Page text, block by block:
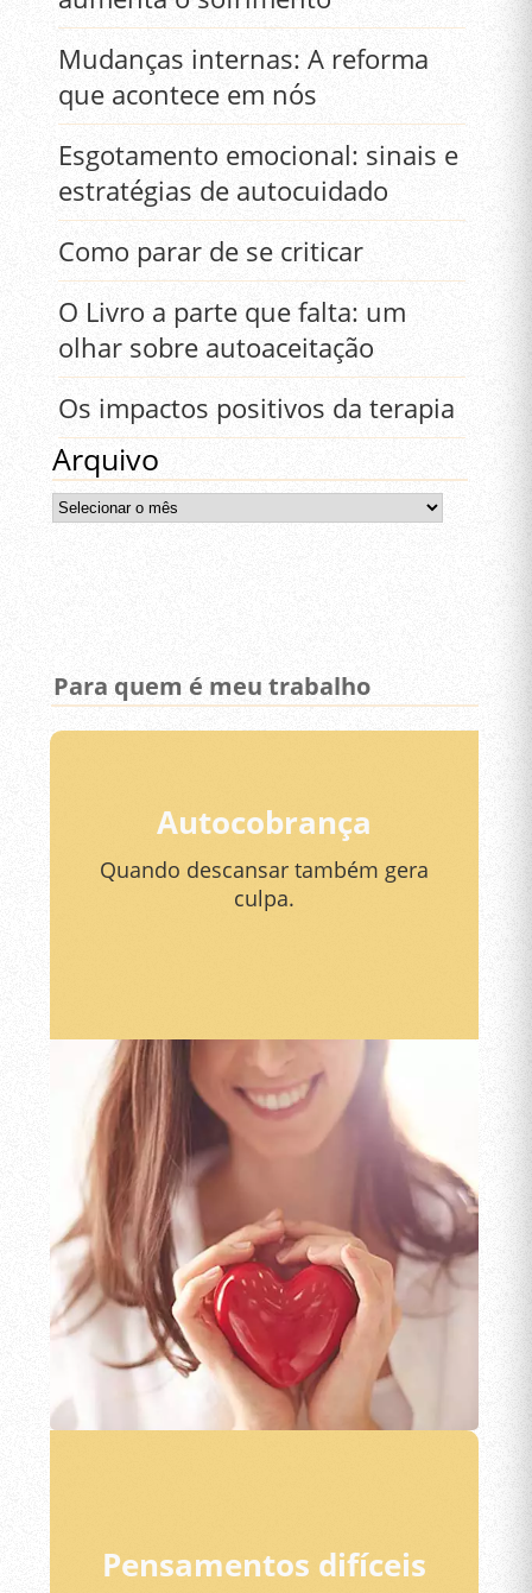
Mudanças internas: A reforma
que acontece em nós
Esgotamento emocional: sinais e
estratégias de autocuidado
Como parar de se criticar
O Livro a parte que falta: um
olhar sobre autoaceitação
Os impactos positivos da terapia
Arquivo
Arquivo
Para quem é meu trabalho
Autocobrança
Quando descansar também gera
culpa.
Pensamentos difíceis